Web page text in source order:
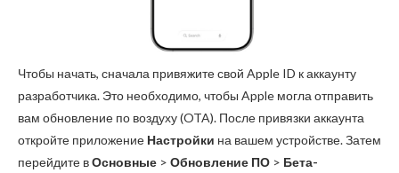
Чтобы начать, сначала привяжите свой Apple ID к аккаунту
разработчика. Это необходимо, чтобы Apple могла отправить
вам обновление по воздуху (OTA). После привязки аккаунта
откройте приложение Настройки на вашем устройстве. Затем
перейдите вОсновные > Обновление ПО > Бета-